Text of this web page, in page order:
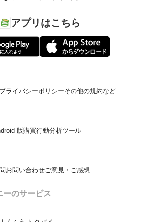
アプリはこちら
プライバシーポリシーその他の規約など
版購買行動分析ツール
お問い合わせご意見・ご感想
ーのサービス